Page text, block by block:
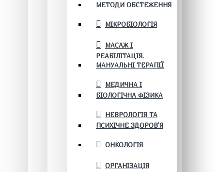
МЕТОДИ ОБСТЕЖЕННЯ
МІКРОБІОЛОГІЯ
МАСАЖ І
РЕАБІЛІТАЦІЯ.
МАНУАЛЬНІ ТЕРАПІЇ
МЕДИЧНА І
БІОЛОГІЧНА ФІЗИКА
НЕВРОЛОГІЯ ТА
ПСИХІЧНЕ ЗДОРОВ’Я
ОНКОЛОГІЯ
ОРГАНІЗАЦІЯ